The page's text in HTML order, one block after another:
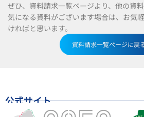
ぜひ、資料請求一覧ページより、他の資
気になる資料がございます場合は、お気
ければと思います。
資料請求一覧ページに戻
公式サイト